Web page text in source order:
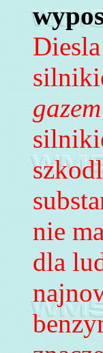
nie
dla